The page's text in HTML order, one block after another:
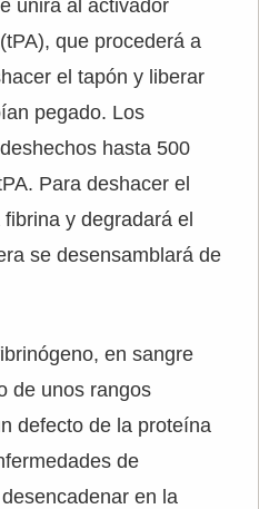
unirá al activador
que procederá a
el tapón y liberar
pegado. Los
hasta 500
Para deshacer el
y degradará el
se desensamblará de
en sangre
de unos rangos
defecto de la proteína
de
en la